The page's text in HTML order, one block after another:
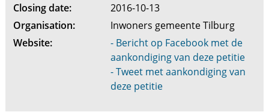
Closing date:
2016-10-13
Organisation:
Inwoners gemeente Tilburg
Website:
- Bericht op Facebook met de
aankondiging van deze petitie
- Tweet met aankondiging van
deze petitie